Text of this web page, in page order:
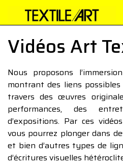
Vidéos Art
Nous proposons
montrant des liens
travers des œuvres
performances, des
d’expositions. Par ces
vous pourrez plonger dans
et bien d’autres types de
d’écritures visuelles